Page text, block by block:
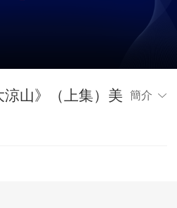
涼山》（上集）美
簡介